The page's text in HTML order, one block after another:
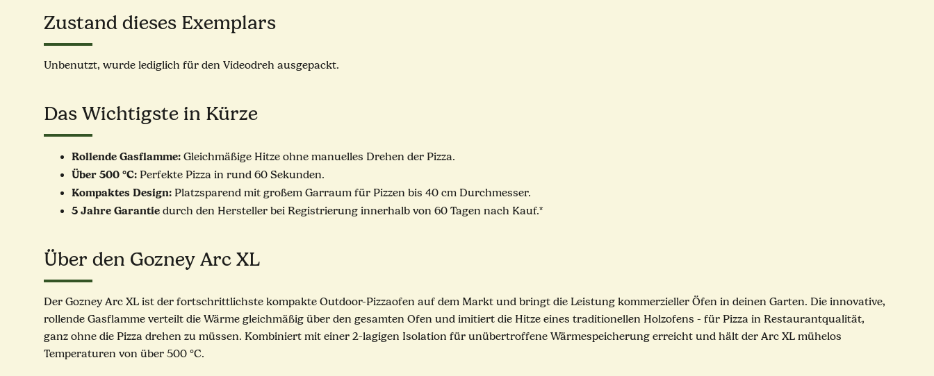
Zustand dieses Exemplars
Unbenutzt, wurde lediglich für den Videodreh ausgepackt.
Das Wichtigste in Kürze
Rollende Gasflamme: Gleichmäßige Hitze ohne manuelles Drehen der Pizza.
Über 500 °C: Perfekte Pizza in rund 60 Sekunden.
Kompaktes Design: Platzsparend mit großem Garraum für Pizzen bis 40 cm Durchmesser.
5 Jahre Garantie durch den Hersteller bei Registrierung innerhalb von 60 Tagen nach Kauf.*
Über den Gozney Arc XL
Der Gozney Arc XL ist der fortschrittlichste kompakte Outdoor-Pizzaofen auf dem Markt und bringt die Leistung kommerzieller Öfen in deinen Garten. Die innovative,
rollende Gasflamme verteilt die Wärme gleichmäßig über den gesamten Ofen und imitiert die Hitze eines traditionellen Holzofens - für Pizza in Restaurantqualität,
ganz ohne die Pizza drehen zu müssen. Kombiniert mit einer 2-lagigen Isolation für unübertroffene Wärmespeicherung erreicht und hält der Arc XL mühelos
Temperaturen von über 500 °C.